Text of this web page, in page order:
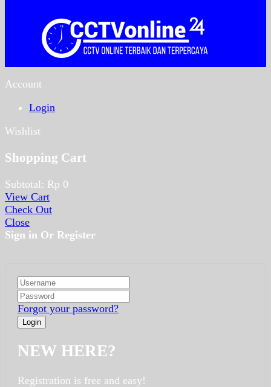
Account
Login
Wishlist
Shopping Cart
Subtotal: Rp 0
View Cart
Check Out
Close
Sign in Or Register
Forgot your password?
NEW HERE?
Registration is free and easy!